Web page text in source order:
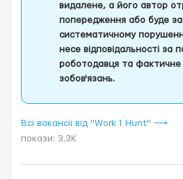
видалене, а його автор
попередження або буде
систематичному
несе відповідальності за
роботодавця та
зобов'язань.
Всі вакансії від "Work 1 Hunt" ⟶
покази: 3.3K